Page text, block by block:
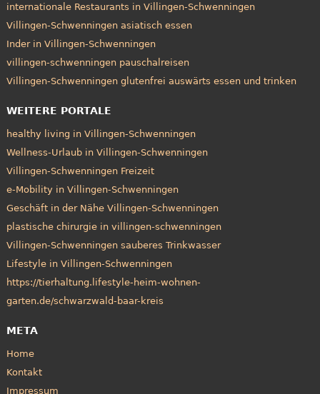
internationale Restaurants in Villingen-Schwenningen
Villingen-Schwenningen asiatisch essen
Inder in Villingen-Schwenningen
villingen-schwenningen pauschalreisen
Villingen-Schwenningen glutenfrei auswärts essen und trinken
WEITERE PORTALE
healthy living in Villingen-Schwenningen
Wellness-Urlaub in Villingen-Schwenningen
Villingen-Schwenningen Freizeit
e-Mobility in Villingen-Schwenningen
Geschäft in der Nähe Villingen-Schwenningen
plastische chirurgie in villingen-schwenningen
Villingen-Schwenningen sauberes Trinkwasser
Lifestyle in Villingen-Schwenningen
https://tierhaltung.lifestyle-heim-wohnen-
garten.de/schwarzwald-baar-kreis
META
Home
Kontakt
Impressum